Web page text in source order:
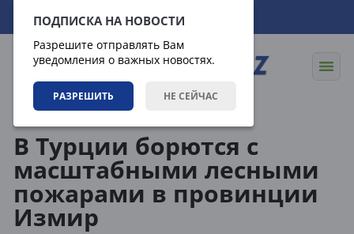
ПОДПИСКА НА НОВОСТИ
Разрешите отправлять Вам
уведомления о важных новостях.
РАЗРЕШИТЬ НЕ СЕЙЧАС
07.08.2026 14:40:28
В Турции борются с
масштабными лесными
пожарами в провинции
Измир